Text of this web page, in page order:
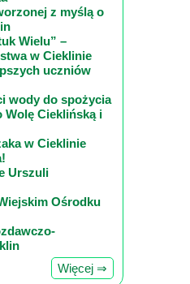
z myślą o
Wielu” –
w Cieklinie
uczniów
wody do spożycia
Wolę Cieklińską i
w Cieklinie
Urszuli
Ośrodku
Więcej ⇒